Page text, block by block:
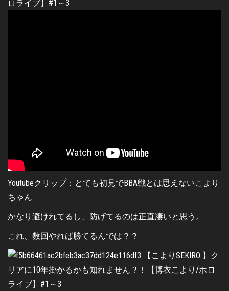
Youtubeクリップ：とても初見でBBA戦とは思えないこより
ちゃん
かなり避けれてるし、防げてるのは正直凄いと思う。
これ、数回やれば勝てるんでは？？